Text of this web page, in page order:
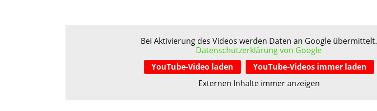
Bei Aktivierung des Videos werden Daten an Google übermittelt.
Datenschutzerklärung von Google
YouTube-Video laden
YouTube-Videos immer laden
Externen Inhalte immer anzeigen